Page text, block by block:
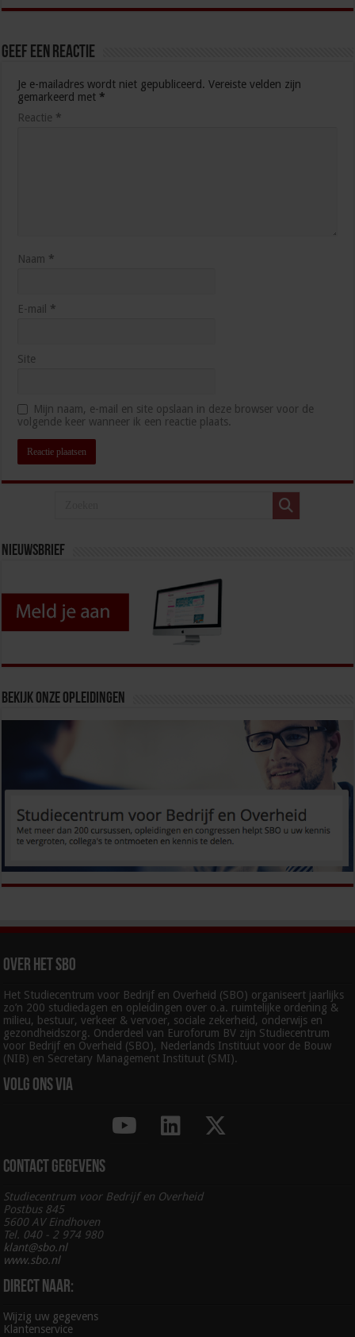
Geef een reactie
Je e-mailadres wordt niet gepubliceerd. Vereiste velden zijn
gemarkeerd met *
Reactie *
Naam *
E-mail *
Site
Mijn naam, e-mail en site opslaan in deze browser voor de
volgende keer wanneer ik een reactie plaats.
Nieuwsbrief
Bekijk onze opleidingen
Over het SBO
Het Studiecentrum voor Bedrijf en Overheid (SBO) organiseert jaarlijks
zo’n 200 studiedagen en opleidingen over o.a. ruimtelijke ordening &
milieu, bestuur, verkeer & vervoer, sociale zekerheid, onderwijs en
gezondheidszorg. Onderdeel van Euroforum BV zijn Studiecentrum
voor Bedrijf en Overheid (SBO), Nederlands Instituut voor de Bouw
(NIB) en Secretary Management Instituut (SMI).
Volg ons via
Contact gegevens
Studiecentrum voor Bedrijf en Overheid
Postbus 845
5600 AV Eindhoven
Tel. 040 - 2 974 980
klant@sbo.nl
www.sbo.nl
Direct naar:
Wijzig uw gegevens
Klantenservice